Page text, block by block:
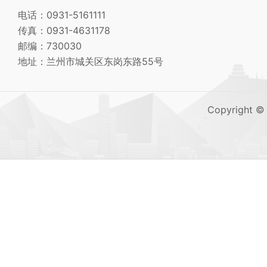
电话：0931-5161111
传真：0931-4631178
邮编：730030
地址：兰州市城关区东岗东路55号
Copyright ©